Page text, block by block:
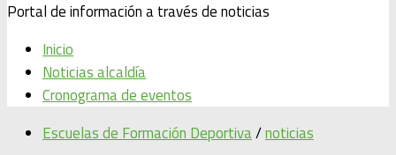
Portal de información a través de noticias
Inicio
Noticias alcaldía
Cronograma de eventos
Escuelas de Formación Deportiva/noticias